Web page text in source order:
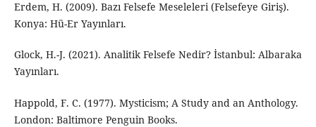
Erdem, H. (2009). Bazı Felsefe Meseleleri (Felsefeye Giriş).
Konya: Hü-Er Yayınları.
Glock, H.-J. (2021). Analitik Felsefe Nedir? İstanbul: Albaraka
Yayınları.
Happold, F. C. (1977). Mysticism; A Study and an Anthology.
London: Baltimore Penguin Books.